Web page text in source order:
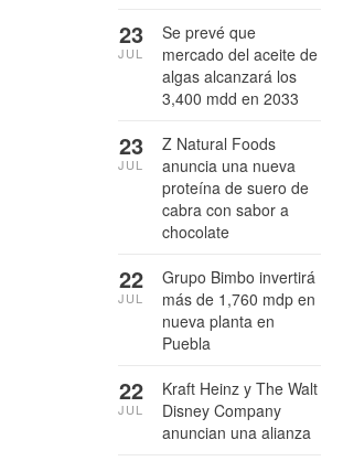
Se prevé que
mercado del aceite de
algas alcanzará los
3,400 mdd en 2033
23
JUL
Z Natural Foods
anuncia una nueva
proteína de suero de
cabra con sabor a
chocolate
23
JUL
Grupo Bimbo invertirá
más de 1,760 mdp en
nueva planta en
Puebla
22
JUL
Kraft Heinz y The Walt
Disney Company
anuncian una alianza
22
JUL